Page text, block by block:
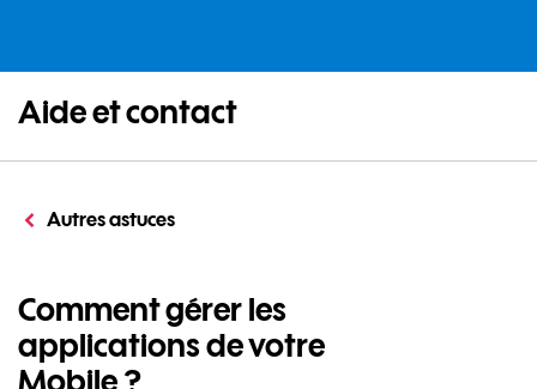
Aide et contact
Autres astuces
Comment gérer les
applications de votre
Mobile ?